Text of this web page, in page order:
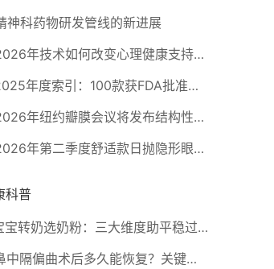
神科药物研发管线的新进展
2026年技术如何改变心理健康支持的获取方式
2025年度索引：100款获FDA批准的AI驱动医疗设备
2026年纽约瓣膜会议将发布结构性心脏病最新研究成果
2026年第二季度舒适款日抛隐形眼镜推荐，优瞳主打长效佩戴体验
科普
宝宝转奶选奶粉：三大维度助平稳过渡
鼻中隔偏曲术后多久能恢复？关键看这几点